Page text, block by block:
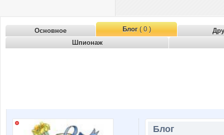
Основное Блог( 0 )
Шпионаж
Блог